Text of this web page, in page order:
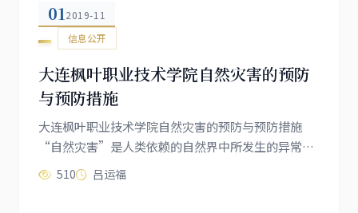
01 2019-11
信息公开
大连枫叶职业技术学院自然灾害的预防
与预防措施
大连枫叶职业技术学院自然灾害的预防与预防措施
“自然灾害”是人类依赖的自然界中所发生的异常现
象，自然灾害对人类社会所造成的危害往往是触目惊
心的。为此，我们应做好对自然灾害的预测、预防与
510 吕运福